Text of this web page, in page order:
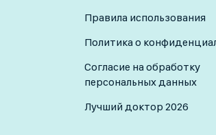
Правила использования
Политика о
Согласие на обработку
персональных данных
Лучший доктор 2026